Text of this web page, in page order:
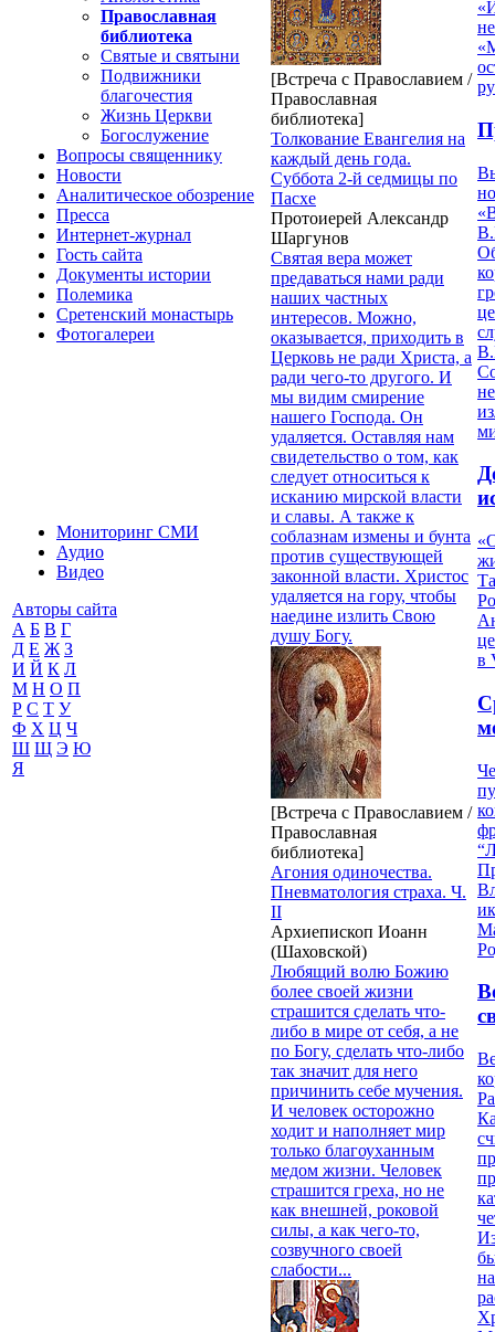
Православная
библиотека
Святые и святыни
Подвижники
благочестия
Жизнь Церкви
Богослужение
Вопросы священнику
Новости
Аналитическое обозрение
Пресса
Интернет-журнал
Гость сайта
Документы истории
Полемика
Сретенский монастырь
Фотогалереи
Мониторинг СМИ
Аудио
Видео
Авторы сайта
А Б В Г
Д Е Ж З
И Й К Л
М Н О П
Р С Т У
Ф Х Ц Ч
Ш Щ Э Ю
Я
[Встреча с Православием /
Православная
библиотека]
Толкование Евангелия на
каждый день года.
Суббота 2-й седмицы по
Пасхе
Протоиерей Александр
Шаргунов
Святая вера может
предаваться нами ради
наших частных
интересов. Можно,
оказывается, приходить в
Церковь не ради Христа, а
ради чего-то другого. И
мы видим смирение
нашего Господа. Он
удаляется. Оставляя нам
свидетельство о том, как
следует относиться к
исканию мирской власти
и славы. А также к
соблазнам измены и бунта
против существующей
законной власти. Христос
удаляется на гору, чтобы
наедине излить Свою
душу Богу.
[Встреча с Православием /
Православная
библиотека]
Агония одиночества.
Пневматология страха. Ч.
II
Архиепископ Иоанн
(Шаховской)
Любящий волю Божию
более своей жизни
страшится сделать что-
либо в мире от себя, а не
по Богу, сделать что-либо
так значит для него
причинить себе мучения.
И человек осторожно
ходит и наполняет мир
только благоуханным
медом жизни. Человек
страшится греха, но не
как внешней, роковой
силы, а как чего-то,
созвучного своей
слабости...
в